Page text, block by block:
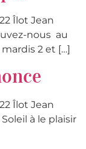
Îlot Jean
nous au
mardis 2 et […]
Îlot Jean
à le plaisir